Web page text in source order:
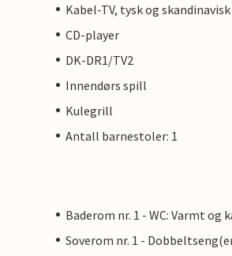
Kabel-TV, tysk og skandinavisk
CD-player
DK-DR1/TV2
Innendørs spill
Kulegrill
Antall barnestoler: 1
Baderom nr. 1 - WC: Varmt og
Soverom nr. 1 -